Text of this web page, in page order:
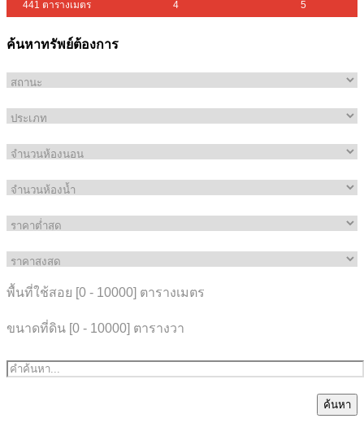
441 ตารางเมตร 4 5
ค้นหาทรัพย์ต้องการ
พื้นที่ใช้สอย [0 - 10000] ตารางเมตร
ขนาดที่ดิน [0 - 10000] ตารางวา
ค้นหา